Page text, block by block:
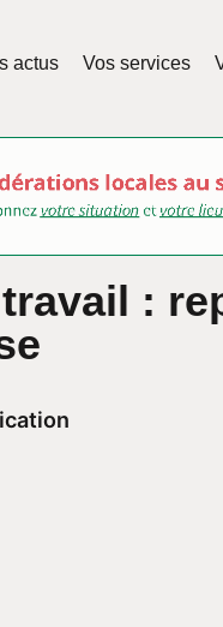
actus Vos services
: